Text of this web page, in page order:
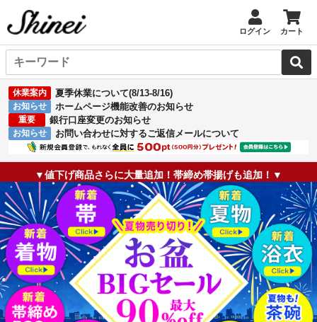
ログイン カート
休業案内 夏季休業について(8/13-8/16)
お知らせ ホームページ機能改善のお知らせ
重要 銀行口座変更のお知らせ
お知らせ お問い合わせに対するご返信メールについて
▼値下げ商品さらに大量追加！帯締め帯揚げも追加！▼